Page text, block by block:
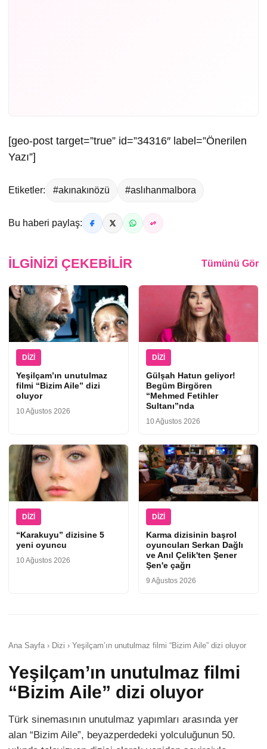
[geo-post target=”true” id=”34316″ label=”Önerilen
Yazı”]
Etiketler: #akınakınözü #aslıhanmalbora
Bu haberi paylaş:
İLGINIZI ÇEKEBILIR Tümünü Gör
DIZI
Yeşilçam’ın unutulmaz
filmi “Bizim Aile” dizi
oluyor
10 Ağustos 2026
DIZI
Gülşah Hatun geliyor!
Begüm Birgören
“Mehmed Fetihler
Sultanı”nda
10 Ağustos 2026
DIZI
“Karakuyu” dizisine 5
yeni oyuncu
10 Ağustos 2026
DIZI
Karma dizisinin başrol
oyuncuları Serkan Dağlı
ve Anıl Çelik'ten Şener
Şen'e çağrı
9 Ağustos 2026
Ana Sayfa › Dizi › Yeşilçam’ın unutulmaz filmi “Bizim Aile” dizi oluyor
Yeşilçam’ın unutulmaz filmi
“Bizim Aile” dizi oluyor
Türk sinemasının unutulmaz yapımları arasında yer
alan “Bizim Aile”, beyazperdedeki yolculuğunun 50.